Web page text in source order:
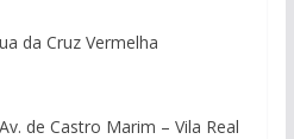
da Cruz Vermelha
de Castro Marim – Vila Real